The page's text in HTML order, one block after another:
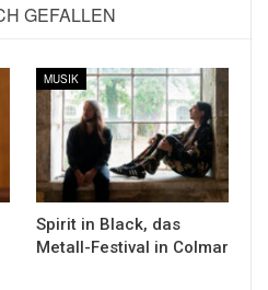
GEFALLEN
MUSIK
Spirit in Black, das
Metall-Festival in Colmar